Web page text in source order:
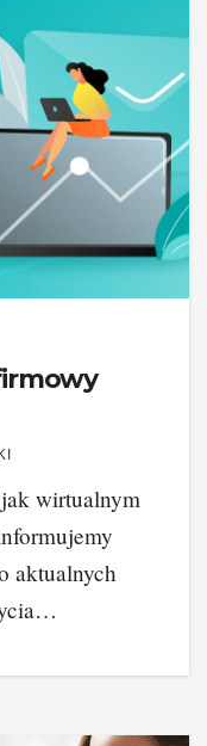
wirtualnym
aktualnych